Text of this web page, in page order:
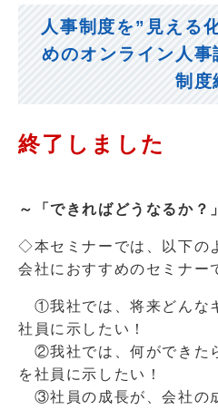
人事制度を”見える
めのオンライン人
制度
終了しました
～「できればどうなるか？
◇本セミナーでは、以下の
会社におすすめのセミナー
①我社では、将来どんな
社員に示したい！
②我社では、何ができた
を社員に示したい！
③社員の成長が、会社の